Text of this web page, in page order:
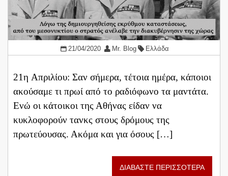
21/04/2020 Mr. Blog Ελλάδα
21η Απριλίου: Σαν σήμερα, τέτοια ημέρα, κάποιοι
ακούσαμε τι πρωί από το ραδιόφωνο τα μαντάτα.
Ενώ οι κάτοικοι της Αθήνας είδαν να
κυκλοφορούν τανκς στους δρόμους της
πρωτεύουσας. Ακόμα και για όσους […]
ΔΙΑΒΑΣΤΕ ΠΕΡΙΣΣΟΤΕΡΑ